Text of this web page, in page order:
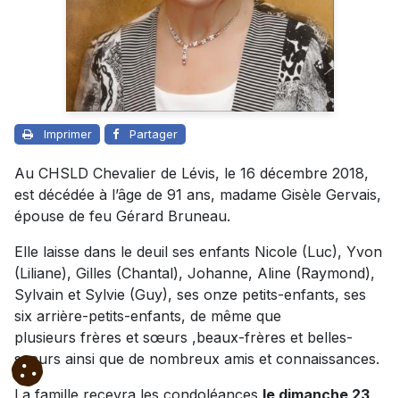
Imprimer Partager
Au CHSLD Chevalier de Lévis, le 16 décembre 2018,
est décédée à l’âge de 91 ans, madame Gisèle Gervais,
épouse de feu Gérard Bruneau.
Elle laisse dans le deuil ses enfants Nicole (Luc), Yvon
(Liliane), Gilles (Chantal), Johanne, Aline (Raymond),
Sylvain et Sylvie (Guy), ses onze petits-enfants, ses
six arrière-petits-enfants, de même que
plusieurs frères et sœurs ,beaux-frères et belles-
soeurs ainsi que de nombreux amis et connaissances.